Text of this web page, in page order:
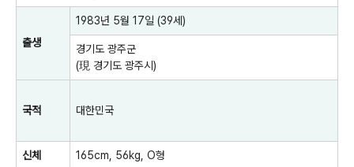
출생
1983년 5월 17일 (39세)
경기도 광주군
(現 경기도 광주시)
국적 대한민국
신체 165cm, 56kg, O형